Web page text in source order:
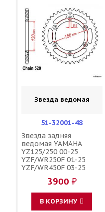
Звезда ведомая
51-32001-48
Звезда задняя
ведомая YAMAHA
YZ125/250 00-25
YZF/WR250F 01-25
YZF/WR450F 03-25
зубов 48 / ESJOT
JTR251 1-3592-48 17D-
25448-50-00 5GS-
3900 ₽
В КОРЗИНУ